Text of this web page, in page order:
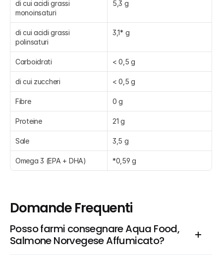
di cui acidi grassi
monoinsaturi
5,3 g
di cui acidi grassi
polinsaturi
3,1* g
Carboidrati < 0,5 g
di cui zuccheri < 0,5 g
Fibre 0 g
Proteine 21 g
Sale 3,5 g
Omega 3 (EPA + DHA) *0,59 g
Domande Frequenti
Posso farmi consegnare Aqua Food,
Salmone Norvegese Affumicato?